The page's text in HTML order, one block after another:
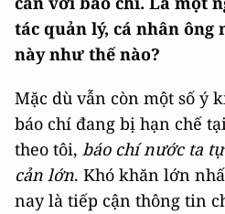
tác quản lý, cá nhân ông
này như thế nào?
Mặc dù vẫn còn một số ý
báo chí đang bị hạn chế
theo tôi, báo chí nước ta
cản lớn. Khó khăn lớn
nay là tiếp cận thông tin